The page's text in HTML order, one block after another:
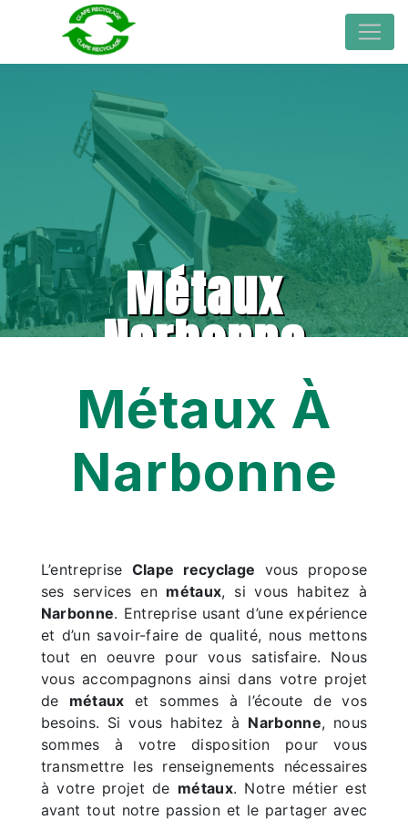
Métaux
Narbonne
Métaux À
Narbonne
L’entreprise Clape recyclage vous propose
ses services en métaux, si vous habitez à
Narbonne. Entreprise usant d’une expérience
et d’un savoir-faire de qualité, nous mettons
tout en oeuvre pour vous satisfaire. Nous
vous accompagnons ainsi dans votre projet
de métaux et sommes à l’écoute de vos
besoins. Si vous habitez à Narbonne, nous
sommes à votre disposition pour vous
transmettre les renseignements nécessaires
à votre projet de métaux. Notre métier est
avant tout notre passion et le partager avec